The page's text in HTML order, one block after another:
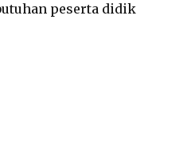
peserta didik